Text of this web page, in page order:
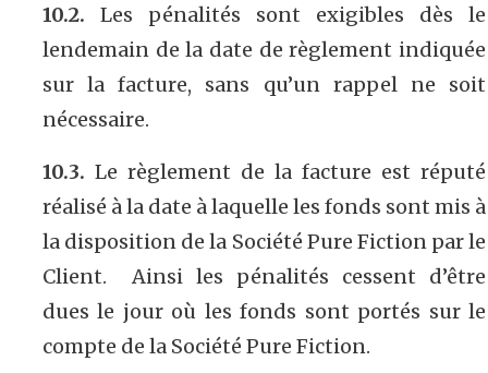
10.2. Les pénalités sont exigibles dès le
lendemain de la date de règlement indiquée
sur la facture, sans qu’un rappel ne soit
nécessaire.
10.3. Le règlement de la facture est réputé
réalisé à la date à laquelle les fonds sont mis à
la disposition de la Société Pure Fiction par le
Client. Ainsi les pénalités cessent d’être
dues le jour où les fonds sont portés sur le
compte de la Société Pure Fiction.